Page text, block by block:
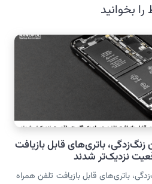
بخوانید
زنگ‌زدگی، باتری‌های قابل بازیافت
نزدیک‌تر شدند
باتری‌های قابل بازیافت تلفن همراه